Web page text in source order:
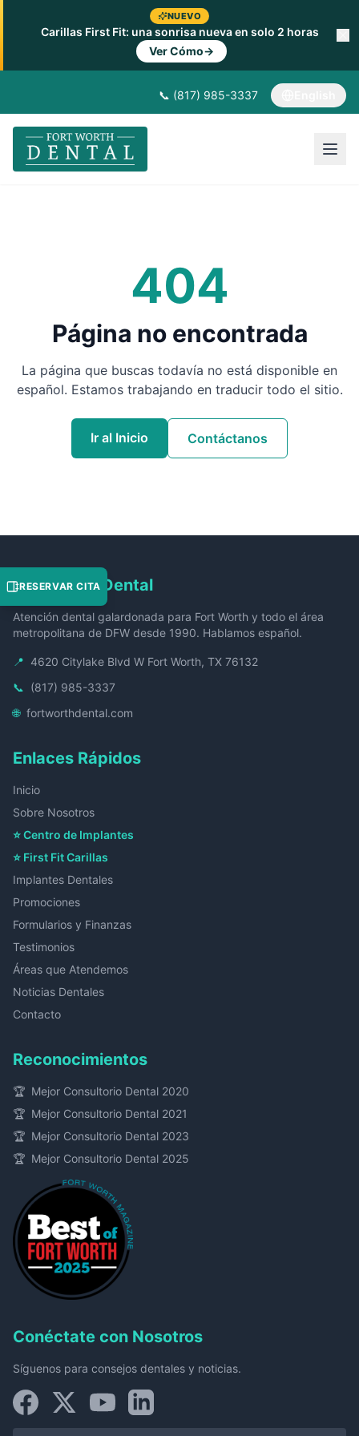
NUEVO
Carillas First Fit: una sonrisa nueva en solo 2 horas
Ver Cómo→
📞 (817) 985-3337
404
Página no encontrada
La página que buscas todavía no está disponible en
español. Estamos trabajando en traducir todo el sitio.
Ir al Inicio Contáctanos
Fort Worth Dental
Atención dental galardonada para Fort Worth y todo el área
metropolitana de DFW desde 1990. Hablamos español.
📍 4620 Citylake Blvd W Fort Worth, TX 76132
📞 (817) 985-3337
🌐 fortworthdental.com
Enlaces Rápidos
Inicio
Sobre Nosotros
⭐ Centro de Implantes
⭐ First Fit Carillas
Implantes Dentales
Promociones
Formularios y Finanzas
Testimonios
Áreas que Atendemos
Noticias Dentales
Contacto
Reconocimientos
🏆 Mejor Consultorio Dental 2020
🏆 Mejor Consultorio Dental 2021
🏆 Mejor Consultorio Dental 2023
🏆 Mejor Consultorio Dental 2025
Conéctate con Nosotros
Síguenos para consejos dentales y noticias.
RESERVAR CITA